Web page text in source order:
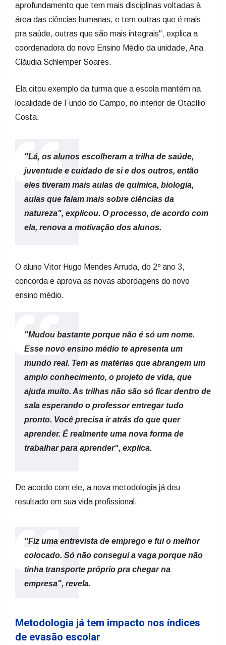
aprofundamento que tem mais disciplinas voltadas à
área das ciências humanas, e tem outras que é mais
pra saúde, outras que são mais integrais", explica a
coordenadora do novo Ensino Médio da unidade, Ana
Cláudia Schlemper Soares.
Ela citou exemplo da turma que a escola mantém na
localidade de Fundo do Campo, no interior de Otacílio
Costa.
"Lá, os alunos escolheram a trilha de saúde,
juventude e cuidado de si e dos outros, então
eles tiveram mais aulas de química, biologia,
aulas que falam mais sobre ciências da
natureza", explicou. O processo, de acordo com
ela, renova a motivação dos alunos.
O aluno Vitor Hugo Mendes Arruda, do 2º ano 3,
concorda e aprova as novas abordagens do novo
ensino médio.
"Mudou bastante porque não é só um nome.
Esse novo ensino médio te apresenta um
mundo real. Tem as matérias que abrangem um
amplo conhecimento, o projeto de vida, que
ajuda muito. As trilhas não são só ficar dentro de
sala esperando o professor entregar tudo
pronto. Você precisa ir atrás do que quer
aprender. É realmente uma nova forma de
trabalhar para aprender", explica.
De acordo com ele, a nova metodologia já deu
resultado em sua vida profissional.
"Fiz uma entrevista de emprego e fui o melhor
colocado. Só não consegui a vaga porque não
tinha transporte próprio pra chegar na
empresa", revela.
Metodologia já tem impacto nos índices
de evasão escolar